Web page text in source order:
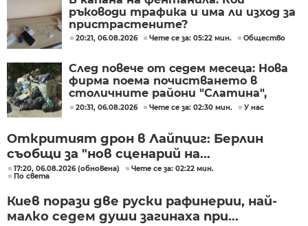
ръководи трафика и има ли изход за
пристрастените?
20:21, 06.08.2026 Чете се за: 05:22 мин. Общество
След повече от седем месеца: Нова
фирма поема почистването в
столичните райони "Слатина",
"Подуяне" и "Изгрев"
20:31, 06.08.2026 Чете се за: 02:30 мин. У нас
Откритият дрон в Лайпциг: Берлин
съобщи за "нов сценарий на...
17:20, 06.08.2026 (обновена)
Чете се за: 02:22 мин.
По света
Киев порази две руски рафинерии, най-
малко седем души загинаха при...